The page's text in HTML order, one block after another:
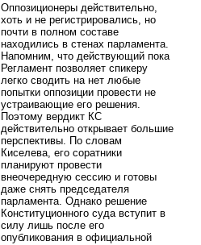
Оппозиционеры действительно,
хоть и не регистрировались, но
почти в полном составе
находились в стенах парламента.
Напомним, что действующий пока
Регламент позволяет спикеру
легко сводить на нет любые
попытки оппозиции провести не
устраивающие его решения.
Поэтому вердикт КС
действительно открывает большие
перспективы. По словам
Киселева, его соратники
планируют провести
внеочередную сессию и готовы
даже снять председателя
парламента. Однако решение
Конституционного суда вступит в
силу лишь после его
опубликования в официальной